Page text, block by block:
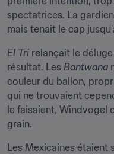
spectatrices. La
mais tenait le cap
El Tri relançait le
résultat. Les Bantwana
couleur du ballon,
qui ne trouvaient
le faisaient, Windvogel
grain.
Les Mexicaines étaient